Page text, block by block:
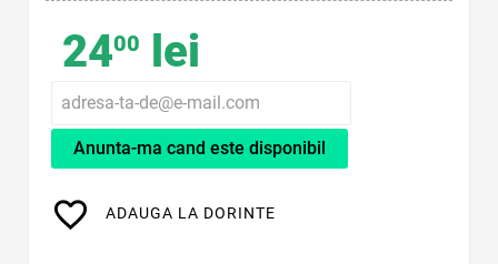
2400 lei
Anunta-ma cand este disponibil
favorite_border ADAUGA LA DORINTE